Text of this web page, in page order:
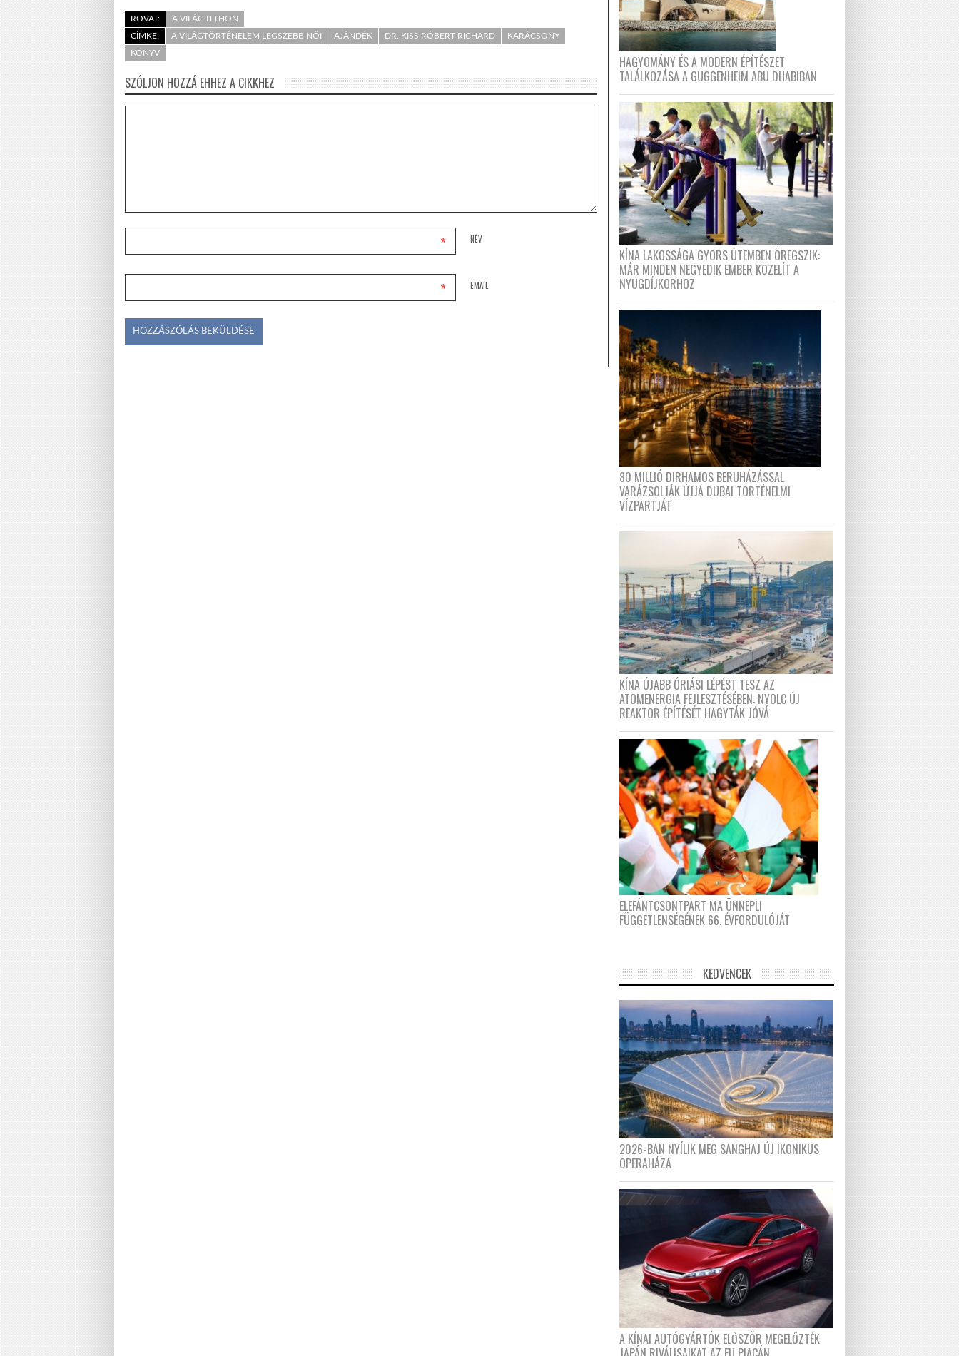
ROVAT:
A VILÁG ITTHON
CÍMKE:
A VILÁGTÖRTÉNELEM LEGSZEBB NŐI AJÁNDÉK DR. KISS RÓBERT RICHARD
KARÁCSONY
KÖNYV
SZÓLJON HOZZÁ EHHEZ A CIKKHEZ
NÉV
*
EMAIL
*
HAGYOMÁNY ÉS A MODERN ÉPÍTÉSZET
TALÁLKOZÁSA A GUGGENHEIM ABU DHABIBAN
KÍNA LAKOSSÁGA GYORS ÜTEMBEN ÖREGSZIK:
MÁR MINDEN NEGYEDIK EMBER KÖZELÍT A
NYUGDÍJKORHOZ
80 MILLIÓ DIRHAMOS BERUHÁZÁSSAL
VARÁZSOLJÁK ÚJJÁ DUBAI TÖRTÉNELMI
VÍZPARTJÁT
KÍNA ÚJABB ÓRIÁSI LÉPÉST TESZ AZ
ATOMENERGIA FEJLESZTÉSÉBEN: NYOLC ÚJ
REAKTOR ÉPÍTÉSÉT HAGYTÁK JÓVÁ
ELEFÁNTCSONTPART MA ÜNNEPLI
FÜGGETLENSÉGÉNEK 66. ÉVFORDULÓJÁT
KEDVENCEK
2026-BAN NYÍLIK MEG SANGHAJ ÚJ IKONIKUS
OPERAHÁZA
A KÍNAI AUTÓGYÁRTÓK ELŐSZÖR MEGELŐZTÉK